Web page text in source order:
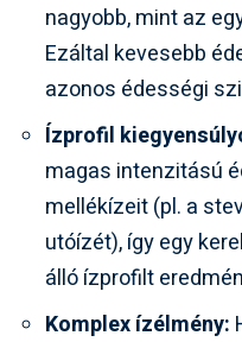
nagyobb, mint az
Ezáltal kevesebb
azonos édességi
Ízprofil
magas intenzitású
mellékízeit (pl. a
utóízét), így egy
álló ízprofilt
Komplex ízélmény: